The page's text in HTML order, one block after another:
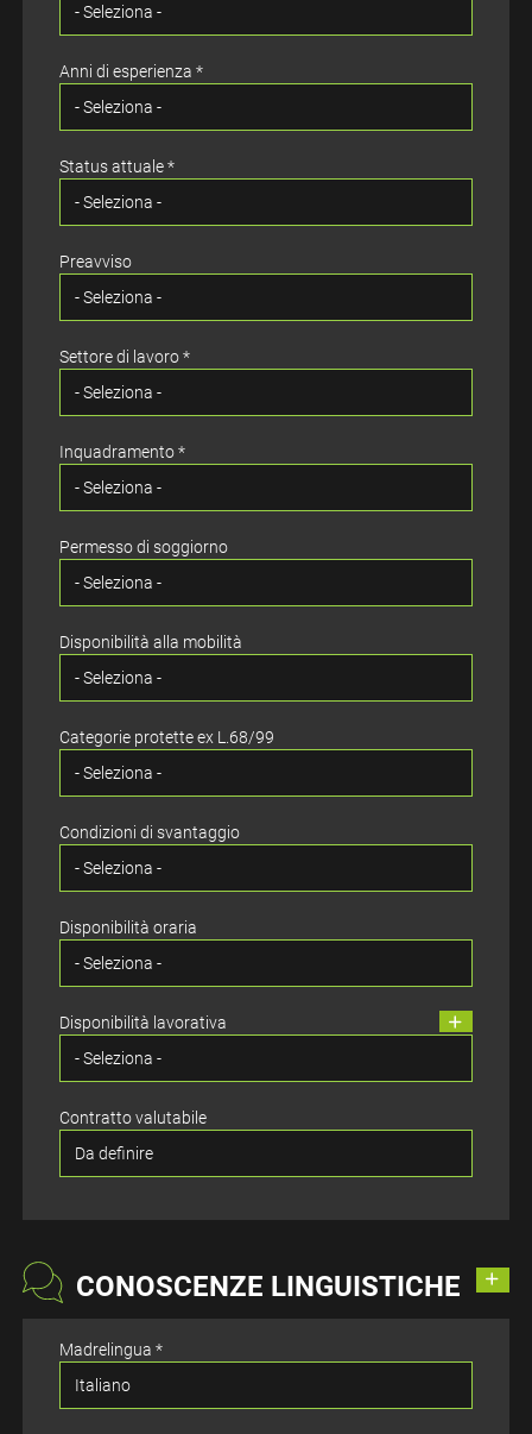
Anni di esperienza *
Status attuale *
Preavviso
Settore di lavoro *
Inquadramento *
Permesso di soggiorno
Disponibilità alla mobilità
Categorie protette ex L.68/99
Condizioni di svantaggio
Disponibilità oraria
Disponibilità lavorativa
Contratto valutabile
CONOSCENZE LINGUISTICHE
Madrelingua *